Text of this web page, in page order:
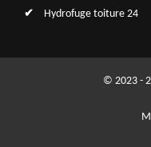
Hydrofuge toiture 24
© 2023 -